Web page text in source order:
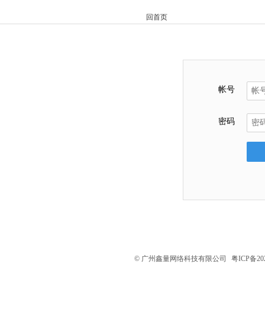
回首页
帐号
密码
© 广州鑫量网络科技有限公司 粤ICP备